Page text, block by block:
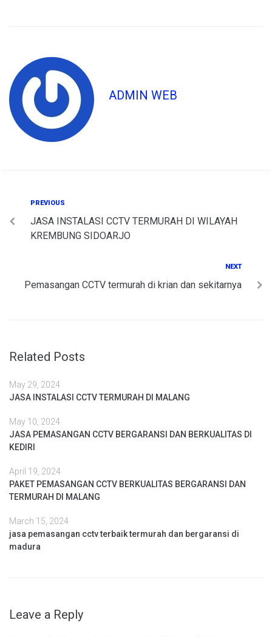
ADMIN WEB
Post
navigation
Previous
PREVIOUS
JASA INSTALASI CCTV TERMURAH DI WILAYAH
KREMBUNG SIDOARJO
NEXT
Pemasangan CCTV termurah di krian dan sekitarnya
Related Posts
May 29, 2024
JASA INSTALASI CCTV TERMURAH DI MALANG
May 10, 2024
JASA PEMASANGAN CCTV BERGARANSI DAN BERKUALITAS DI
KEDIRI
April 19, 2024
PAKET PEMASANGAN CCTV BERKUALITAS BERGARANSI DAN
TERMURAH DI MALANG
March 15, 2024
jasa pemasangan cctv terbaik termurah dan bergaransi di
madura
Leave a Reply